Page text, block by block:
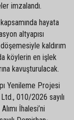
imzalandı.
hayata
altyapısı
kaldırım
köylerin en işlek
kavuşturulacak.
Yenileme Projesi
010/2026 sayılı
İhalesi’ni